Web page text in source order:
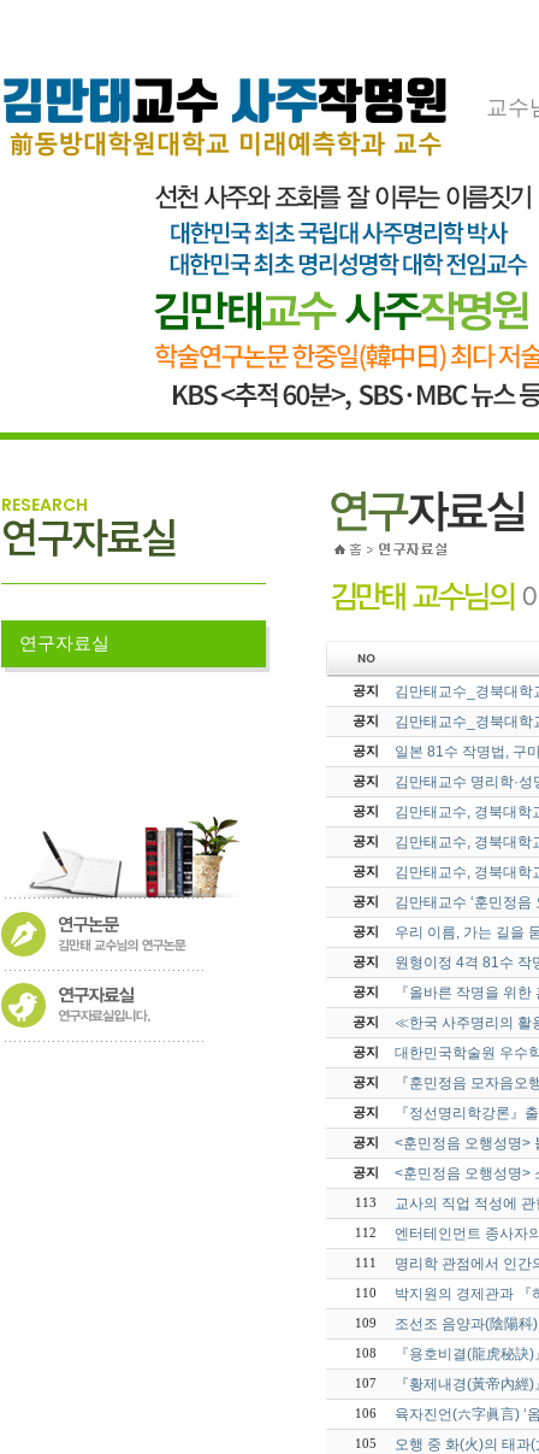
교수
RESEARCH
연구자료실
연구자료실
공지 김만태교수_경북대
공지 김만태교수_경북대학
공지 일본 81수 작명법, 구
공지 김만태교수 명리학·
공지 김만태교수, 경북대학
공지 김만태교수, 경북대학
공지 김만태교수, 경북대학
공지 김만태교수 ‘훈민정음
공지 우리 이름, 가는 길을
공지 원형이정 4격 81수 작
공지 『올바른 작명을 위
공지 ≪한국 사주명리의 활
공지 대한민국학술원 우수
공지 『훈민정음 모자음오
공지 『정선명리학강론』
공지 <훈민정음 오행성명>
공지 <훈민정음 오행성명>
113 교사의 직업 적성에
112 엔터테인먼트 종사자
111 명리학 관점에서 인
110 박지원의 경제관과
109 조선조 음양과(陰陽
108 『용호비결(龍虎秘
107 『황제내경(黃帝內
106 육자진언(六字眞言) ‘
105 오행 중 화(火)의 태